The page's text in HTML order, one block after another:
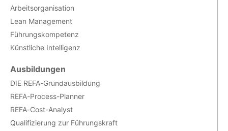
Arbeitsorganisation
Lean Management
Führungskompetenz
Künstliche Intelligenz
Ausbildungen
DIE REFA-Grundausbildung
REFA-Process-Planner
REFA-Cost-Analyst
Qualifizierung zur Führungskraft